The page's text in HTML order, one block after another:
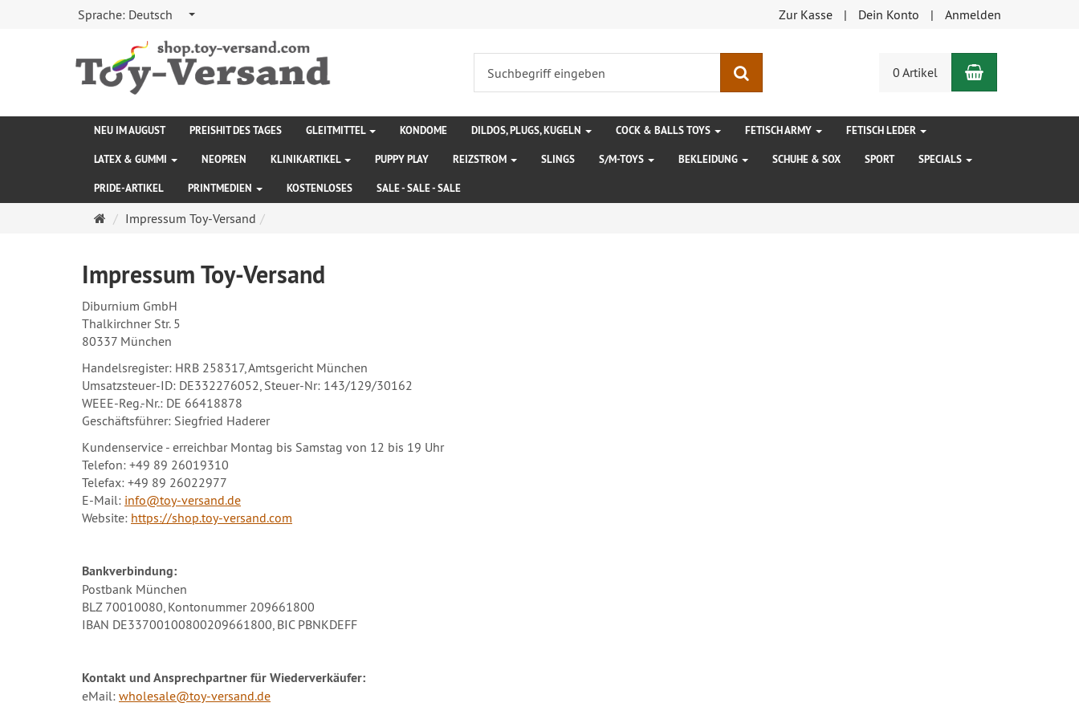
Sprache: Deutsch Zur Kasse Dein Konto Anmelden
0 Artikel Warenkorb
NEU IM AUGUST PREISHIT DES TAGES GLEITMITTEL KONDOME DILDOS, PLUGS, KUGELN COCK & BALLS TOYS FETISCH ARMY FETISCH LEDER
LATEX & GUMMI NEOPREN KLINIKARTIKEL PUPPY PLAY REIZSTROM SLINGS S/M-TOYS BEKLEIDUNG SCHUHE & SOX SPORT SPECIALS
PRIDE-ARTIKEL PRINTMEDIEN KOSTENLOSES SALE - SALE - SALE
Startseite
Impressum Toy-Versand
Impressum Toy-Versand
Diburnium GmbH
Thalkirchner Str. 5
80337 München
Handelsregister: HRB 258317, Amtsgericht München
Umsatzsteuer-ID: DE332276052, Steuer-Nr: 143/129/30162
WEEE-Reg.-Nr.: DE 66418878
Geschäftsführer: Siegfried Haderer
Kundenservice - erreichbar Montag bis Samstag von 12 bis 19 Uhr
Telefon: +49 89 26019310
Telefax: +49 89 26022977
E-Mail: info@toy-versand.de
Website: https://shop.toy-versand.com
Bankverbindung:
Postbank München
BLZ 70010080, Kontonummer 209661800
IBAN DE33700100800209661800, BIC PBNKDEFF
Kontakt und Ansprechpartner für Wiederverkäufer:
eMail: wholesale@toy-versand.de